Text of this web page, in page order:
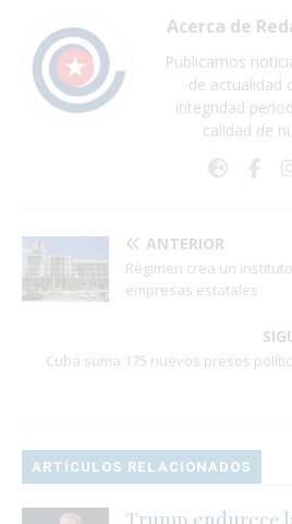
Acerca de
Publicamos
de actualidad
integridad
calidad de
ANTERIOR
Régimen crea un
empresas estatales
Cuba suma 175 nuevos presos
ARTÍCULOS RELACIONADOS